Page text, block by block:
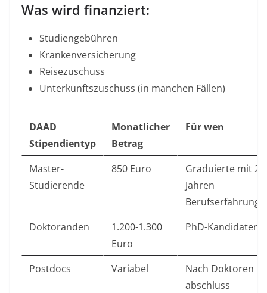
Was wird finanziert:
Studiengebühren
Krankenversicherung
Reisezuschuss
Unterkunftszuschuss (in manchen Fällen)​
DAAD
Stipendientyp
Monatlicher
Betrag
Für wen
Master-
Studierende
850 Euro
Graduierte mit 2
Jahren
Berufserfahrung
Doktoranden
1.200-1.300
Euro
PhD-Kandidaten
Postdocs Variabel
Nach Doktoren
abschluss